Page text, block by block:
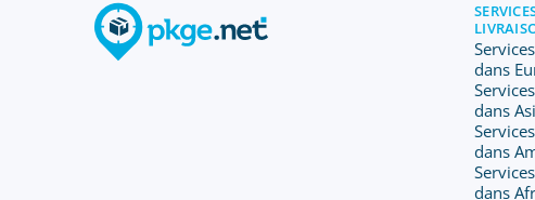
dans
dans
dans
dans